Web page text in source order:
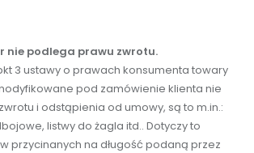
nie podlega prawu zwrotu.
3 ustawy o prawach konsumenta towary
pod zamówienie klienta nie
i odstąpienia od umowy, są to m.in.:
listwy do żagla itd.. Dotyczy to
przycinanych na długość podaną przez